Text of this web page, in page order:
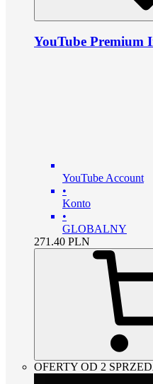
YouTube Premium
YouTube Account
•
Konto
•
GLOBALNY
271.40 PLN
OFERTY OD 2